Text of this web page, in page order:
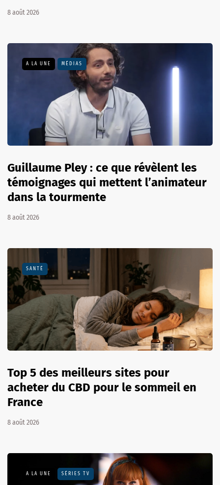
8 août 2026
A LA UNE MÉDIAS
Guillaume Pley : ce que révèlent les
témoignages qui mettent l’animateur
dans la tourmente
8 août 2026
SANTÉ
Top 5 des meilleurs sites pour
acheter du CBD pour le sommeil en
France
8 août 2026
A LA UNE SÉRIES TV